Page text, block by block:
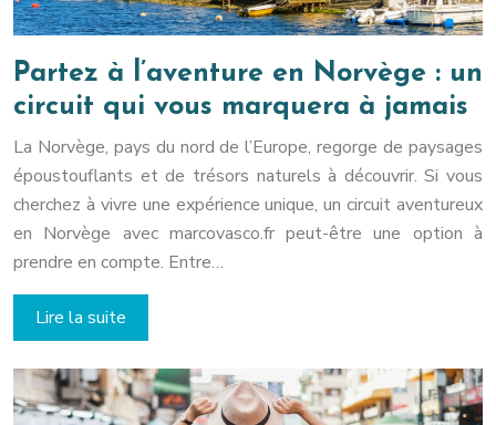
Partez à l’aventure en Norvège : un
circuit qui vous marquera à jamais
La Norvège, pays du nord de l’Europe, regorge de paysages
époustouflants et de trésors naturels à découvrir. Si vous
cherchez à vivre une expérience unique, un circuit aventureux
en Norvège avec marcovasco.fr peut-être une option à
prendre en compte. Entre…
Lire la suite